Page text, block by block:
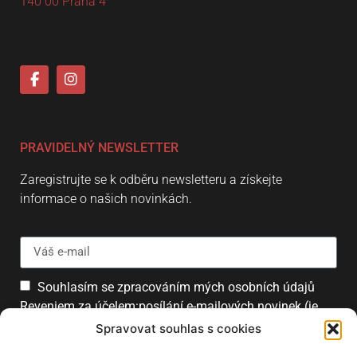
Spravovat souhlas s cookies
PRAVIDELNÝ NEWSLETTER
Zaregistrujte se k odběru newsletteru a získejte
informace o našich novinkách.
Souhlasím se zpracováním mých osobních údajů
Reveniem za účelem:posílání e-mailových novinek (je
možné se kdykoliv odhlásit).